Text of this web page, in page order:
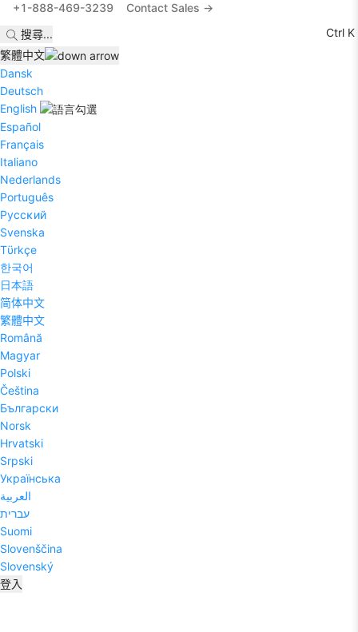
+1-888-469-3239
Contact Sales →
搜尋...
Ctrl K
繁體中文
Dansk
Deutsch
English
Español
Français
Italiano
Nederlands
Português
Pyccĸий
Svenska
Tϋrkçe
한국어
日本語
简体中文
繁體中文
Română
Magyar
Polski
Čeština
Български
Norsk
Hrvatski
Srpski
Українська
العربية
עברית
Suomi
Slovenščina
Slovenský
登入